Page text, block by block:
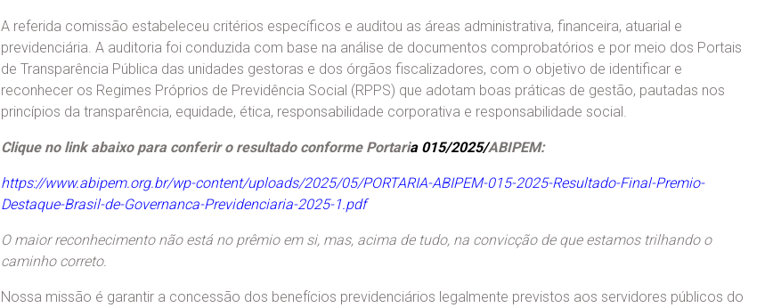
A referida comissão estabeleceu critérios específicos e auditou as áreas administrativa, financeira, atuarial e
previdenciária. A auditoria foi conduzida com base na análise de documentos comprobatórios e por meio dos Portais
de Transparência Pública das unidades gestoras e dos órgãos fiscalizadores, com o objetivo de identificar e
reconhecer os Regimes Próprios de Previdência Social (RPPS) que adotam boas práticas de gestão, pautadas nos
princípios da transparência, equidade, ética, responsabilidade corporativa e responsabilidade social.
Clique no link abaixo para conferir o resultado conforme Portaria015/2025/ABIPEM:
https://www.abipem.org.br/wp-content/uploads/2025/05/PORTARIA-ABIPEM-015-2025-Resultado-Final-Premio-
Destaque-Brasil-de-Governanca-Previdenciaria-2025-1.pdf
O maior reconhecimento não está no prêmio em si, mas, acima de tudo, na convicção de que estamos trilhando o
caminho correto.
Nossa missão é garantir a concessão dos benefícios previdenciários legalmente previstos aos servidores públicos do